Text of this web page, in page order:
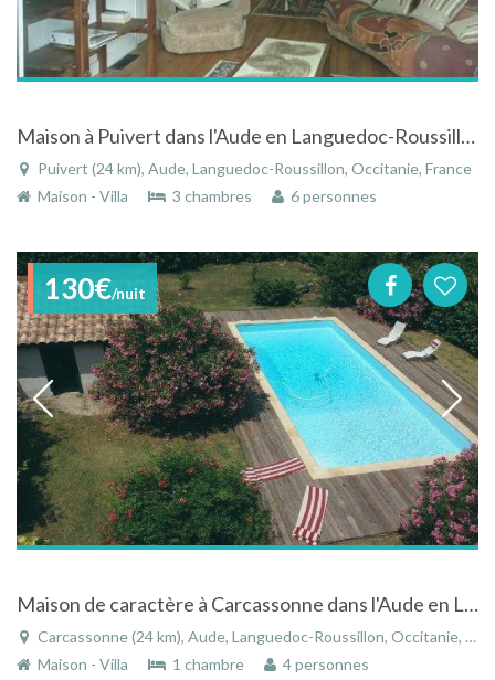
Maison à Puivert dans l'Aude en Languedoc-Roussillon au coeur du pays Cathare
Puivert (24 km), Aude, Languedoc-Roussillon, Occitanie, France
Maison - Villa
3 chambres 6 personnes
130€/nuit
Maison de caractère à Carcassonne dans l'Aude en Languedoc-Roussillon au pied de la cité
Carcassonne (24 km), Aude, Languedoc-Roussillon, Occitanie, France
Maison - Villa
1 chambre 4 personnes